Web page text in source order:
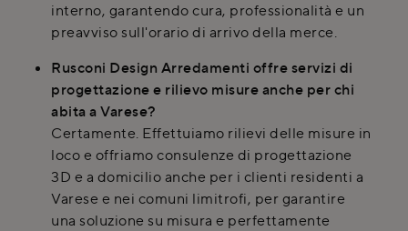
interno, garantendo cura, professionalità e un
preavviso sull'orario di arrivo della merce.
Rusconi Design Arredamenti offre servizi di
progettazione e rilievo misure anche per chi
abita a Varese?
Certamente. Effettuiamo rilievi delle misure in
loco e offriamo consulenze di progettazione
3D e a domicilio anche per i clienti residenti a
Varese e nei comuni limitrofi, per garantire
una soluzione su misura e perfettamente